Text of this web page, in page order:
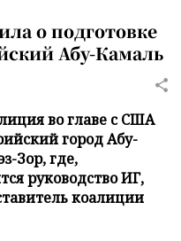
о подготовке
Абу-Камаль
во главе с США
город Абу-
Зор, где,
руководство ИГ,
коалиции